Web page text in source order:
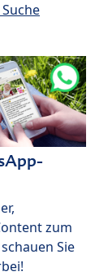
zum
Sie